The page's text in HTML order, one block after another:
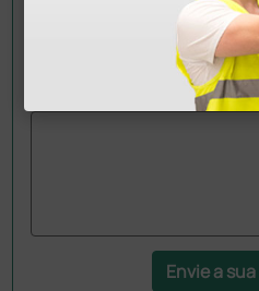
Ainda tem
esclarecimentos? Envie
colegas que já adquiriram
Envie a